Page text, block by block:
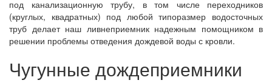
под канализационную трубу, в том числе переходников
(круглых, квадратных) под любой типоразмер водосточных
труб делает наш ливнеприемник надежным помощником в
решении проблемы отведения дождевой воды с кровли.
Чугунные дождеприемники